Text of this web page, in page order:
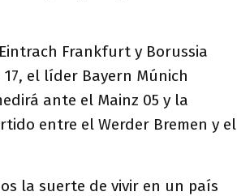
Frankfurt y Borussia
el líder Bayern Múnich
ante el Mainz 05 y la
entre el Werder Bremen y el
la suerte de vivir en un país